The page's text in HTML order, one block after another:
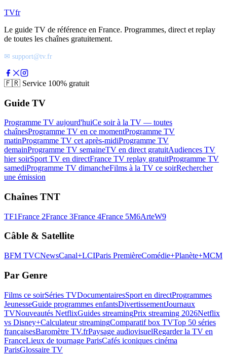
TVfr
Le guide TV de référence en France. Programmes, direct et replay
de toutes les chaînes gratuitement.
✉ support@tv.fr
🇫🇷 Service 100% gratuit
Guide TV
Programme TV aujourd'huiCe soir à la TV — toutes
chaînesProgramme TV en ce momentProgramme TV
matinProgramme TV cet après-midiProgramme TV
demainProgramme TV semaineTV en direct gratuitAudiences TV
hier soirSport TV en directFrance TV replay gratuitProgramme TV
samediProgramme TV dimancheFilms à la TV ce soirRechercher
une émission
Chaînes TNT
TF1France 2France 3France 4France 5M6ArteW9
Câble & Satellite
BFM TVCNewsCanal+LCIParis PremièreComédie+Planète+MCM
Par Genre
Films ce soirSéries TVDocumentairesSport en directProgrammes
JeunesseGuide programmes enfantsDivertissementJournaux
TVNouveautés NetflixGuides streamingPrix streaming 2026Netflix
vs Disney+Calculateur streamingComparatif box TVTop 50 séries
françaisesBaromètre TV.frPaysage audiovisuelRegarder la TV en
FranceLieux de tournage ParisCafés iconiques cinéma
ParisGlossaire TV